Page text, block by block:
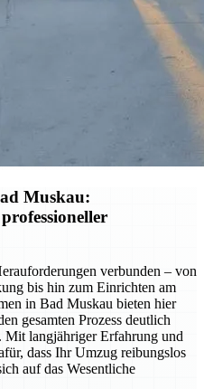
Muskau:
verbunden – von
bis hin zum Einrichten am
in Bad Muskau bieten hier
gesamten Prozess deutlich
Mit langjähriger Erfahrung und
dass Ihr Umzug reibungslos
auf das Wesentliche